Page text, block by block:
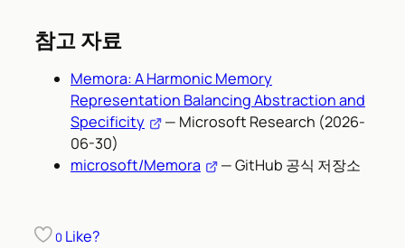
참고 자료
Memora: A Harmonic Memory
Representation Balancing Abstraction and
Specificity
— Microsoft Research (2026-
06-30)
microsoft/Memora
— GitHub 공식 저장소
0 Like?